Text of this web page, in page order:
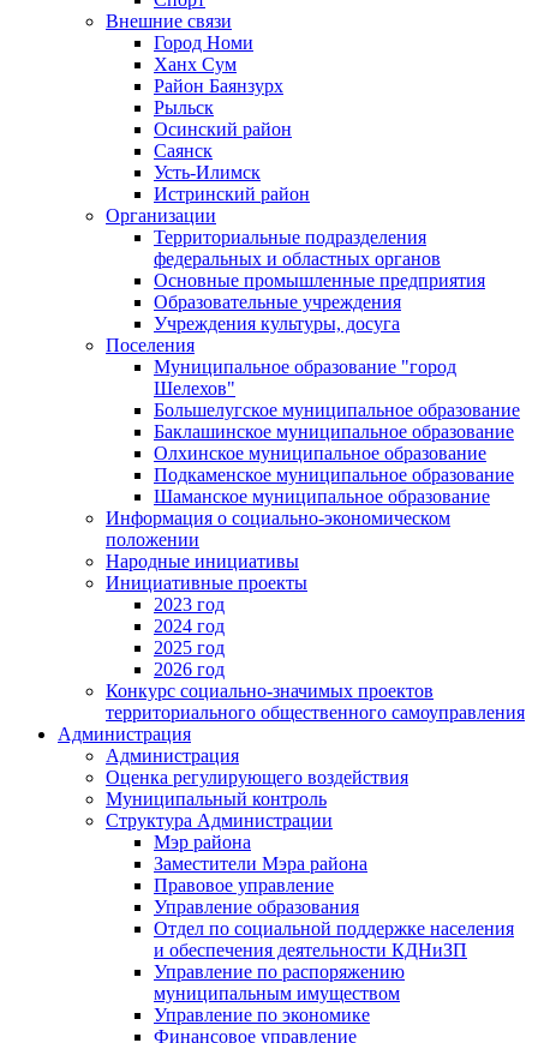
Внешние связи
Город Номи
Ханх Сум
Район Баянзурх
Рыльск
Осинский район
Саянск
Усть-Илимск
Истринский район
Организации
Территориальные подразделения
федеральных и областных органов
Основные промышленные предприятия
Образовательные учреждения
Учреждения культуры, досуга
Поселения
Муниципальное образование "город
Шелехов"
Большелугское муниципальное образование
Баклашинское муниципальное образование
Олхинское муниципальное образование
Подкаменское муниципальное образование
Шаманское муниципальное образование
Информация о социально-экономическом
положении
Народные инициативы
Инициативные проекты
2023 год
2024 год
2025 год
2026 год
Конкурс социально-значимых проектов
территориального общественного самоуправления
Администрация
Администрация
Оценка регулирующего воздействия
Муниципальный контроль
Структура Администрации
Мэр района
Заместители Мэра района
Правовое управление
Управление образования
Отдел по социальной поддержке населения
и обеспечения деятельности КДНиЗП
Управление по распоряжению
муниципальным имуществом
Управление по экономике
Финансовое управление